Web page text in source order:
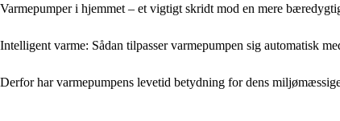
Varmepumper i hjemmet – et vigtigt skridt mod en mere
Intelligent varme: Sådan tilpasser varmepumpen sig automatisk
Derfor har varmepumpens levetid betydning for dens